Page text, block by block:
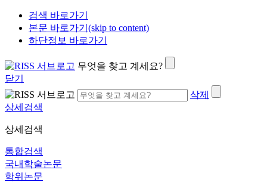
검색 바로가기
본문 바로가기(skip to content)
하단정보 바로가기
무엇을 찾고 계세요?
닫기
삭제
상세검색
상세검색
통합검색
국내학술논문
학위논문